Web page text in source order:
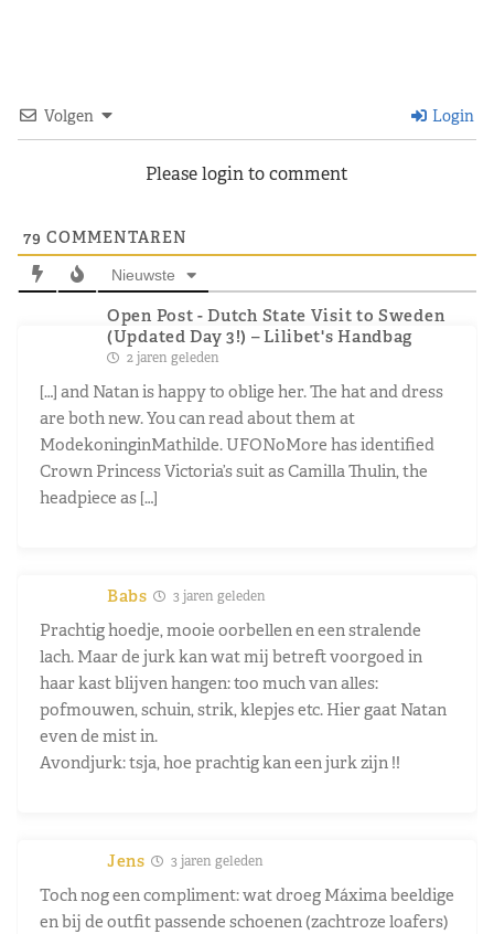
Volgen Login
Please login to comment
79 COMMENTAREN
Nieuwste
Open Post - Dutch State Visit to Sweden
(Updated Day 3!) – Lilibet's Handbag
2 jaren geleden
[…] and Natan is happy to oblige her. The hat and dress
are both new. You can read about them at
ModekoninginMathilde. UFONoMore has identified
Crown Princess Victoria’s suit as Camilla Thulin, the
headpiece as […]
Babs 3 jaren geleden
Prachtig hoedje, mooie oorbellen en een stralende
lach. Maar de jurk kan wat mij betreft voorgoed in
haar kast blijven hangen: too much van alles:
pofmouwen, schuin, strik, klepjes etc. Hier gaat Natan
even de mist in.
Avondjurk: tsja, hoe prachtig kan een jurk zijn !!
Jens 3 jaren geleden
Toch nog een compliment: wat droeg Máxima beeldige
en bij de outfit passende schoenen (zachtroze loafers)